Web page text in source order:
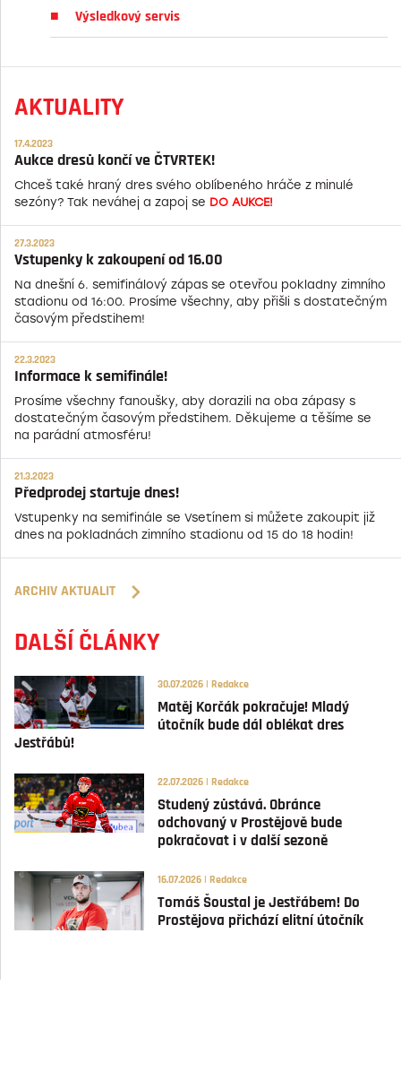
Výsledkový servis
AKTUALITY
17.4.2023
Aukce dresů končí ve ČTVRTEK!
Chceš také hraný dres svého oblíbeného hráče z minulé
sezóny? Tak neváhej a zapoj se DO AUKCE!
27.3.2023
Vstupenky k zakoupení od 16.00
Na dnešní 6. semifinálový zápas se otevřou pokladny zimního
stadionu od 16:00. Prosíme všechny, aby přišli s dostatečným
časovým předstihem!
22.3.2023
Informace k semifinále!
Prosíme všechny fanoušky, aby dorazili na oba zápasy s
dostatečným časovým předstihem. Děkujeme a těšíme se
na parádní atmosféru!
21.3.2023
Předprodej startuje dnes!
Vstupenky na semifinále se Vsetínem si můžete zakoupit již
dnes na pokladnách zimního stadionu od 15 do 18 hodin!
ARCHIV AKTUALIT
DALŠÍ ČLÁNKY
30.07.2026 | Redakce
Matěj Korčák pokračuje! Mladý
útočník bude dál oblékat dres
Jestřábů!
22.07.2026 | Redakce
Studený zůstává. Obránce
odchovaný v Prostějově bude
pokračovat i v další sezoně
16.07.2026 | Redakce
Tomáš Šoustal je Jestřábem! Do
Prostějova přichází elitní útočník